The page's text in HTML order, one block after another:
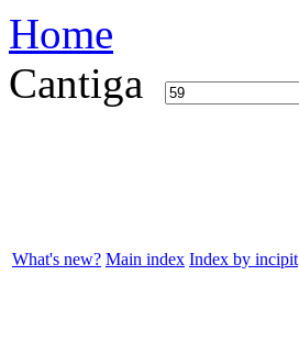
Home
Cantiga
What's new? Main index Index by incipit